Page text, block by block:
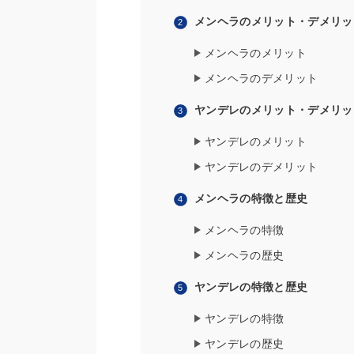
メンヘラのメリット・デメリ
メンヘラのメリット
メンヘラのデメリット
ヤンデレのメリット・デメリ
ヤンデレのメリット
ヤンデレのデメリット
メンヘラの特徴と歴史
メンヘラの特徴
メンヘラの歴史
ヤンデレの特徴と歴史
ヤンデレの特徴
ヤンデレの歴史